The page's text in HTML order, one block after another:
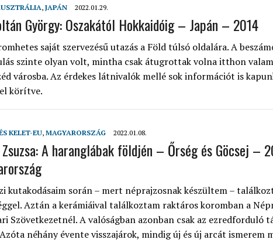
, JAPÁN 2022.01.29.
György: Oszakától Hokkaidóig – Japán – 2014
saját szervezésű utazás a Föld túlsó oldalára. A
szinte olyan volt, mintha csak átugrottak volna itthon
városba. Az érdekes látnivalók mellé sok információt is
körítve.
KELET-EU, MAGYARORSZÁG 2022.01.08.
A haranglábak földjén – Őrség és Göcsej –
kutakodásaim során – mert néprajzosnak készültem –
Aztán a kerámiáival találkoztam raktáros koromban a
Szövetkezetnél. A valóságban azonban csak az ezredforduló
néhány évente visszajárok, mindig új és új arcát ismerem